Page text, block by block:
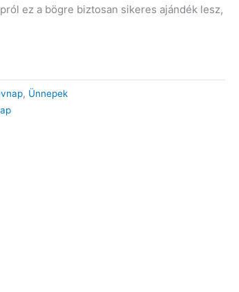
ez a bögre biztosan sikeres ajándék lesz,
, Ünnepek